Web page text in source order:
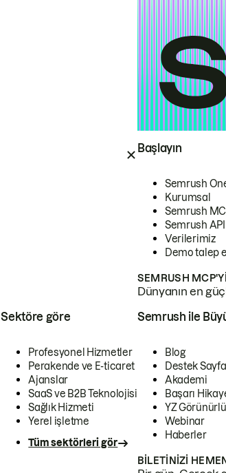
Başlayın
Semrush
Kurumsal
Semrush
Semrush API
Verilerimiz
Demo talep
SEMRUSH
Dünyanın en
Sektöre göre
Profesyonel Hizmetler
Perakende ve E-ticaret
Ajanslar
SaaS ve B2B Teknolojisi
Sağlık Hizmeti
Yerel işletme
Tüm sektörleri gör
Semrush ile
Blog
Destek
Akademi
Başarı
YZ
Webinar
Haberler
BILETINIZI